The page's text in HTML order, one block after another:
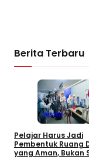
Berita Terbaru
Sekolah
Pelajar Harus Jadi
Pembentuk Ruang
yang Aman, Bukan